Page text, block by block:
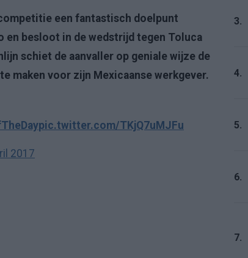
een fantastisch doelpunt
en besloot in de wedstrijd tegen Toluca
schiet de aanvaller op geniale wijze de
maken voor zijn Mexicaanse werkgever.
pic.twitter.com/TKjQ7uMJFu
2017
3.
4.
5.
6.
7.